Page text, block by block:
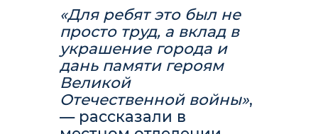
«Для ребят это был не
просто труд, а вклад в
украшение города и
дань памяти героям
Великой
Отечественной войны»,
— рассказали в